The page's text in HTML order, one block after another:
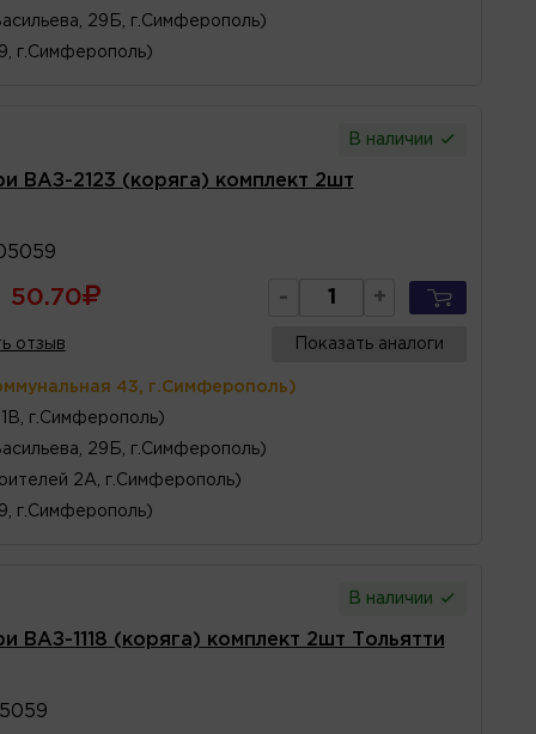
29Б, г.Симферополь)
г.Симферополь)
В наличии
ВАЗ-2123 (коряга) комплект 2шт
50.70 - +
отзыв Показать аналоги
43, г.Симферополь)
г.Симферополь)
29Б, г.Симферополь)
2А, г.Симферополь)
г.Симферополь)
В наличии
ВАЗ-1118 (коряга) комплект 2шт Тольятти